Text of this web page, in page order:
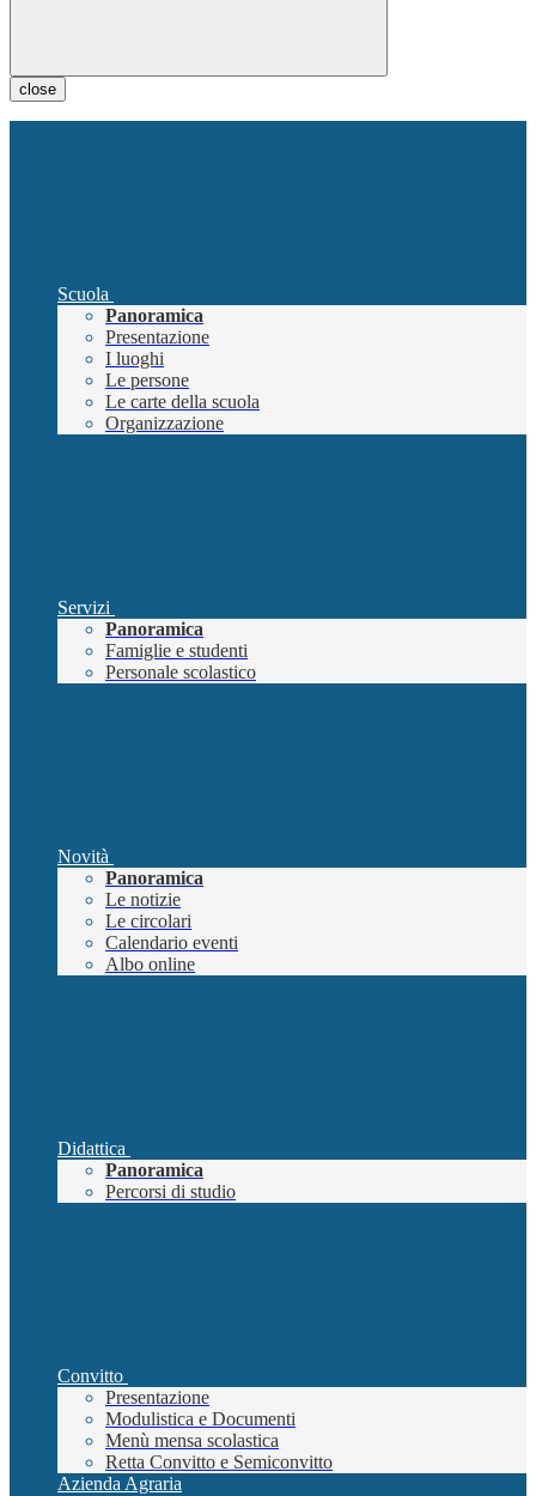
close
Scuola
Panoramica
Presentazione
I luoghi
Le persone
Le carte della scuola
Organizzazione
Servizi
Panoramica
Famiglie e studenti
Personale scolastico
Novità
Panoramica
Le notizie
Le circolari
Calendario eventi
Albo online
Didattica
Panoramica
Percorsi di studio
Convitto
Presentazione
Modulistica e Documenti
Menù mensa scolastica
Retta Convitto e Semiconvitto
Azienda Agraria